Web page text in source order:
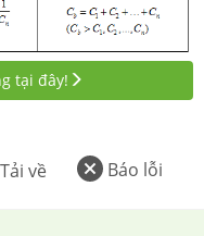
tại đây!
Báo lỗi
về